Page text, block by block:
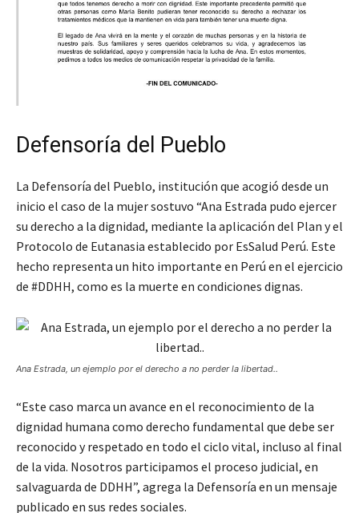
Defensoría del Pueblo
La Defensoría del Pueblo, institución que acogió desde un
inicio el caso de la mujer sostuvo “Ana Estrada pudo ejercer
su derecho a la dignidad, mediante la aplicación del Plan y el
Protocolo de Eutanasia establecido por EsSalud Perú. Este
hecho representa un hito importante en Perú en el ejercicio
de #DDHH, como es la muerte en condiciones dignas.
Ana Estrada, un ejemplo por el derecho a no perder la libertad..
“Este caso marca un avance en el reconocimiento de la
dignidad humana como derecho fundamental que debe ser
reconocido y respetado en todo el ciclo vital, incluso al final
de la vida. Nosotros participamos el proceso judicial, en
salvaguarda de DDHH”, agrega la Defensoría en un mensaje
publicado en sus redes sociales.